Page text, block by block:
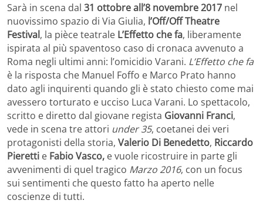
Sarà in scena dal 31 ottobre all’8 novembre 2017 nel
nuovissimo spazio di Via Giulia, l’Off/Off Theatre
Festival, la pièce teatrale L’Effetto che fa, liberamente
ispirata al più spaventoso caso di cronaca avvenuto a
Roma negli ultimi anni: l’omicidio Varani. L’Effetto che fa
è la risposta che Manuel Foffo e Marco Prato hanno
dato agli inquirenti quando gli è stato chiesto come mai
avessero torturato e ucciso Luca Varani. Lo spettacolo,
scritto e diretto dal giovane regista Giovanni Franci,
vede in scena tre attori under 35, coetanei dei veri
protagonisti della storia, Valerio Di Benedetto, Riccardo
Pieretti e Fabio Vasco, e vuole ricostruire in parte gli
avvenimenti di quel tragico Marzo 2016, con un focus
sui sentimenti che questo fatto ha aperto nelle
coscienze di tutti.